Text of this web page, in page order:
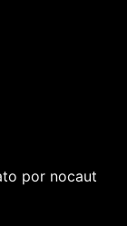
por nocaut